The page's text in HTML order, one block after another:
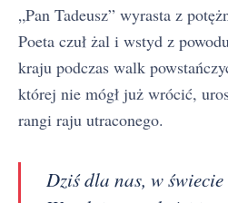
„Pan Tadeusz” wyrasta z
Poeta czuł żal i wstyd z
kraju podczas walk
której nie mógł już wrócić,
rangi raju utraconego.
Dziś dla nas, w